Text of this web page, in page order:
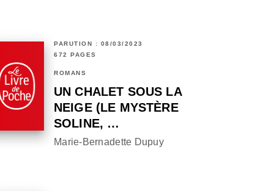
PARUTION : 08/03/2023
672 PAGES
ROMANS
UN CHALET SOUS LA
NEIGE (LE MYSTÈRE
SOLINE, …
Marie-Bernadette Dupuy